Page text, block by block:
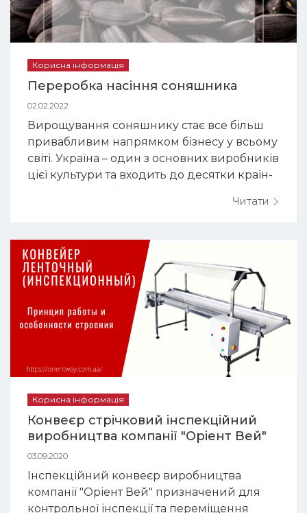
Корисна інформація
Переробка насіння соняшника
02.02.2022
Вирощування соняшнику стає все більш
привабливим напрямком бізнесу у всьому
світі. Україна – один з основних виробників
цієї культури та входить до десятки країн-
станом на 1 квітня 2021 року становили 2,78
млн т. Кондитерська селекція соняшника
характеризується ти...
Читати
Корисна інформація
Конвеєр стрічковий інспекційний
виробництва компанії "Оріент Вей"
03.09.2020
Інспекційний конвеєр виробництва
компанії "Оріент Вей" призначений для
контрольної інспекції та переміщення